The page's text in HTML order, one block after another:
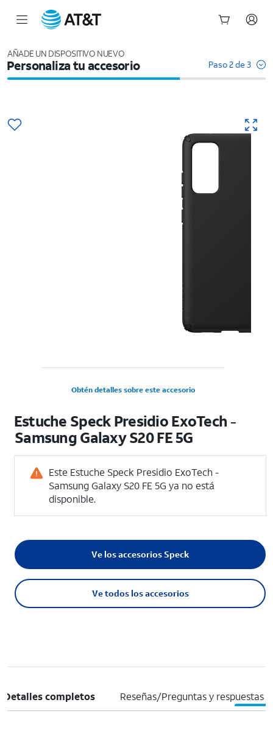
AÑADE UN DISPOSITIVO NUEVO
Personaliza tu accesorio Paso 2 de 3
Obtén detalles sobre este accesorio
Estuche Speck Presidio ExoTech -
Samsung Galaxy S20 FE 5G
Este Estuche Speck Presidio ExoTech -
Samsung Galaxy S20 FE 5G ya no está
disponible.
Ve todos los accesorios
Ve los accesorios Speck
Detalles completos Reseñas/Preguntas y respuestas